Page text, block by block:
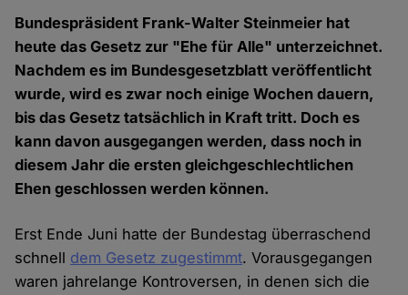
Bundespräsident Frank-Walter Steinmeier hat
heute das Gesetz zur "Ehe für Alle" unterzeichnet.
Nachdem es im Bundesgesetzblatt veröffentlicht
wurde, wird es zwar noch einige Wochen dauern,
bis das Gesetz tatsächlich in Kraft tritt. Doch es
kann davon ausgegangen werden, dass noch in
diesem Jahr die ersten gleichgeschlechtlichen
Ehen geschlossen werden können.
Erst Ende Juni hatte der Bundestag überraschend
schnell dem Gesetz zugestimmt. Vorausgegangen
waren jahrelange Kontroversen, in denen sich die